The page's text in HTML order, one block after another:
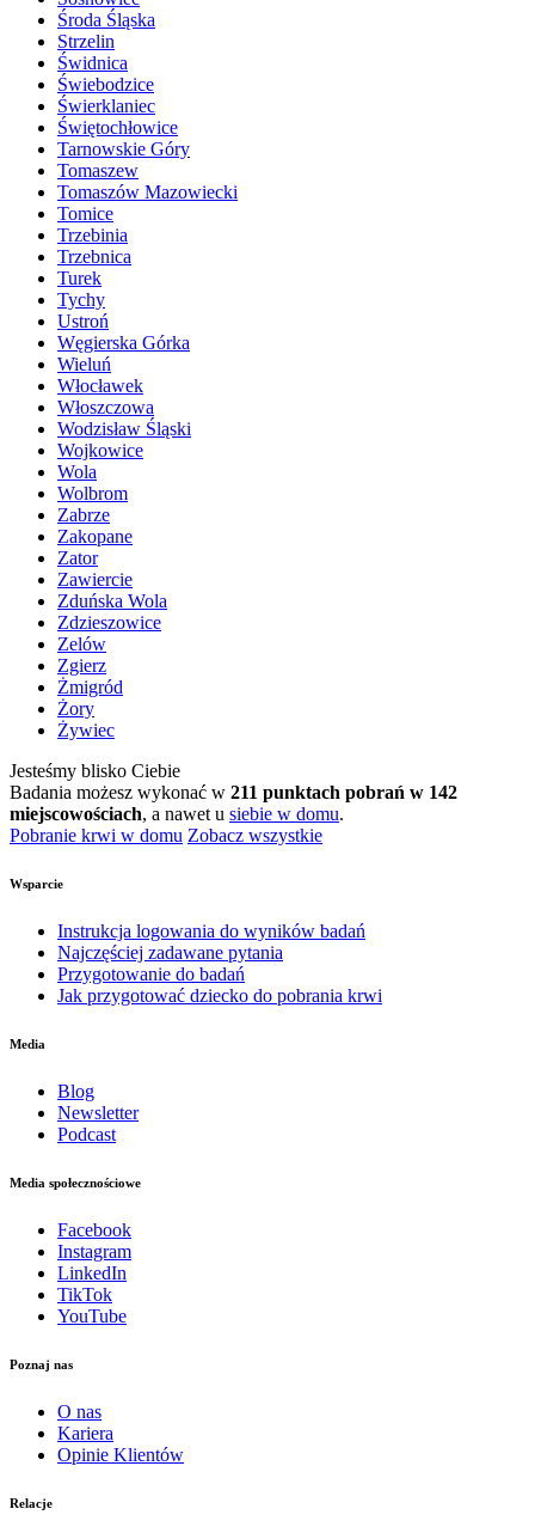
Środa Śląska
Strzelin
Świdnica
Świebodzice
Świerklaniec
Świętochłowice
Tarnowskie Góry
Tomaszew
Tomaszów Mazowiecki
Tomice
Trzebinia
Trzebnica
Turek
Tychy
Ustroń
Węgierska Górka
Wieluń
Włocławek
Włoszczowa
Wodzisław Śląski
Wojkowice
Wola
Wolbrom
Zabrze
Zakopane
Zator
Zawiercie
Zduńska Wola
Zdzieszowice
Zelów
Zgierz
Żmigród
Żory
Żywiec
Jesteśmy blisko Ciebie
Badania możesz wykonać w 211 punktach pobrań w 142
miejscowościach, a nawet u siebie w domu.
Pobranie krwi w domu Zobacz wszystkie
Wsparcie
Instrukcja logowania do wyników badań
Najczęściej zadawane pytania
Przygotowanie do badań
Jak przygotować dziecko do pobrania krwi
Media
Blog
Newsletter
Podcast
Media społecznościowe
Facebook
Instagram
LinkedIn
TikTok
YouTube
Poznaj nas
O nas
Kariera
Opinie Klientów
Relacje